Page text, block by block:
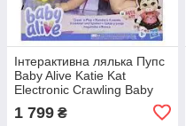
Інтерактивна лялька Пупс
Baby Alive Katie Kat
Electronic Crawling Baby
1 799 ₴